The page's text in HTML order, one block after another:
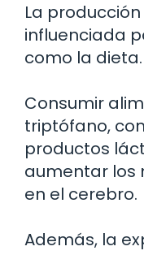
La
influenciada
como la dieta.
Consumir
triptófano,
productos
aumentar los
en el cerebro.
Además, la